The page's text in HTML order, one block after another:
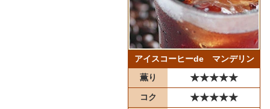
アイスコーヒーde マンデリン
薫り
★★★★★
コク ★★★★★